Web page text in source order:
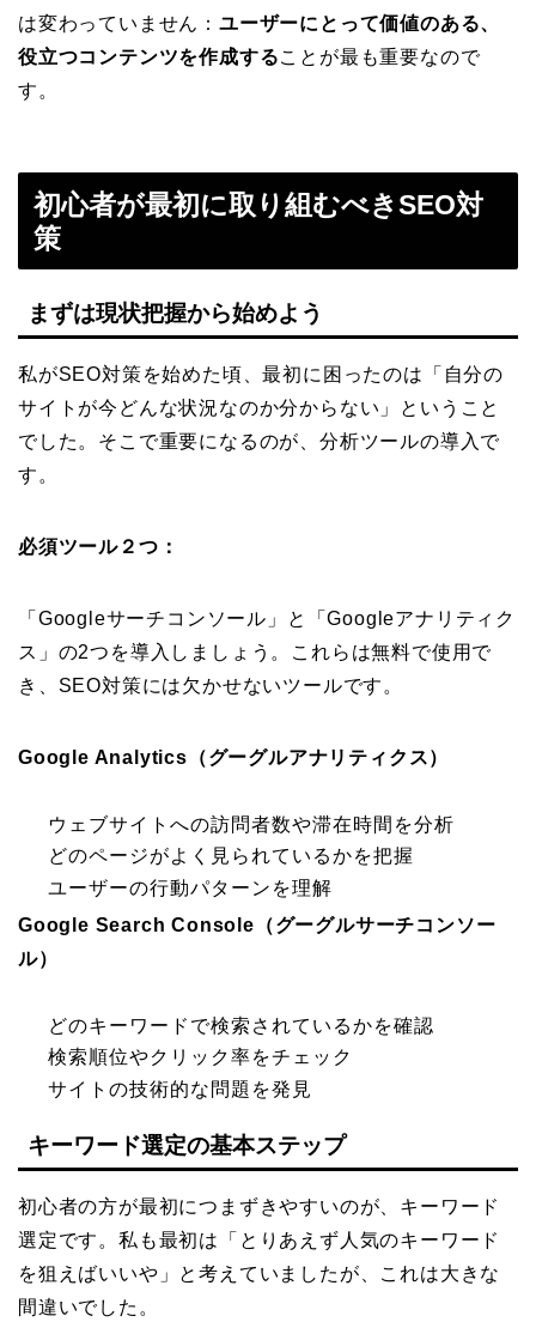
は変わっていません： ユーザーにとって価値のある、
役立つコンテンツを作成することが最も重要なので
す。
初心者が最初に取り組むべきSEO対
策
まずは現状把握から始めよう
私がSEO対策を始めた頃、最初に困ったのは「自分の
サイトが今どんな状況なのか分からない」ということ
でした。そこで重要になるのが、分析ツールの導入で
す。
必須ツール２つ：
「Googleサーチコンソール」と「Googleアナリティク
ス」の2つを導入しましょう。これらは無料で使用で
き、SEO対策には欠かせないツールです。
Google Analytics（グーグルアナリティクス）
ウェブサイトへの訪問者数や滞在時間を分析
どのページがよく見られているかを把握
ユーザーの行動パターンを理解
Google Search Console（グーグルサーチコンソー
ル）
どのキーワードで検索されているかを確認
検索順位やクリック率をチェック
サイトの技術的な問題を発見
キーワード選定の基本ステップ
初心者の方が最初につまずきやすいのが、キーワード
選定です。私も最初は「とりあえず人気のキーワード
を狙えばいいや」と考えていましたが、これは大きな
間違いでした。